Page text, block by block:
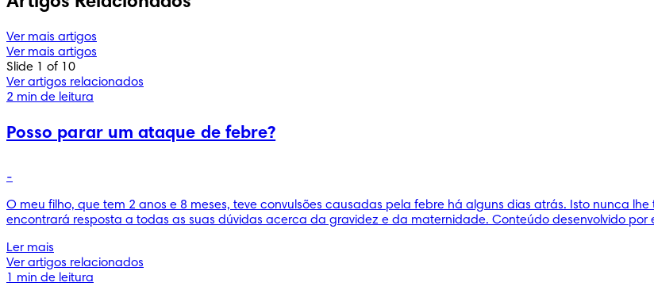
Ver mais artigos
Ver mais artigos
Slide 1 of 10
Ver artigos relacionados
2 min de leitura
Posso parar um ataque de febre?
-
O meu filho, que tem 2 anos e 8 meses, teve convulsões causadas pela febre há alguns dias atrás. Isto nunca
encontrará resposta a todas as suas dúvidas acerca da gravidez e da maternidade. Conteúdo desenvolvido por
Ler mais
Ver artigos relacionados
1 min de leitura